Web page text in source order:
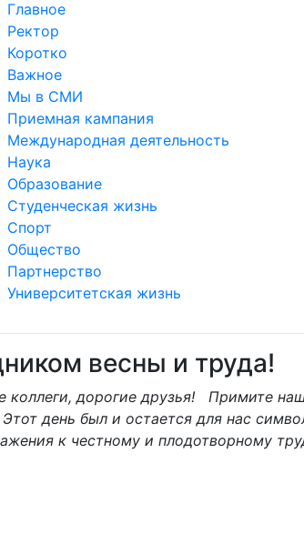
Главное
Ректор
Коротко
Важное
Мы в СМИ
Приемная кампания
Международная деятельность
Наука
Образование
Студенческая жизнь
Спорт
Общество
Партнерство
Университетская жизнь
весны и труда!
дорогие друзья! Примите
день был и остается для нас
к честному и плодотворному